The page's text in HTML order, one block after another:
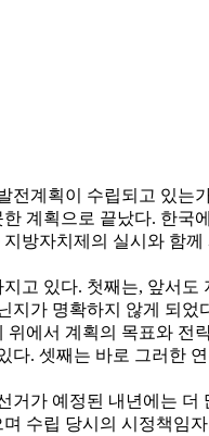
계획이 수립되고 있
계획으로 끝났다. 한
방자치제의 실시와 함
고 있다. 첫째는, 앞서
가 명확하지 않게 되
에서 계획의 목표와
. 셋째는 바로 그러한
가 예정된 내년에는
수립 당시의 시정책